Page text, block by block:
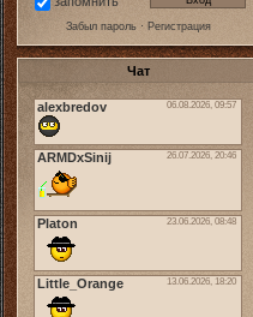
Забыл пароль· Регистрация
Чат